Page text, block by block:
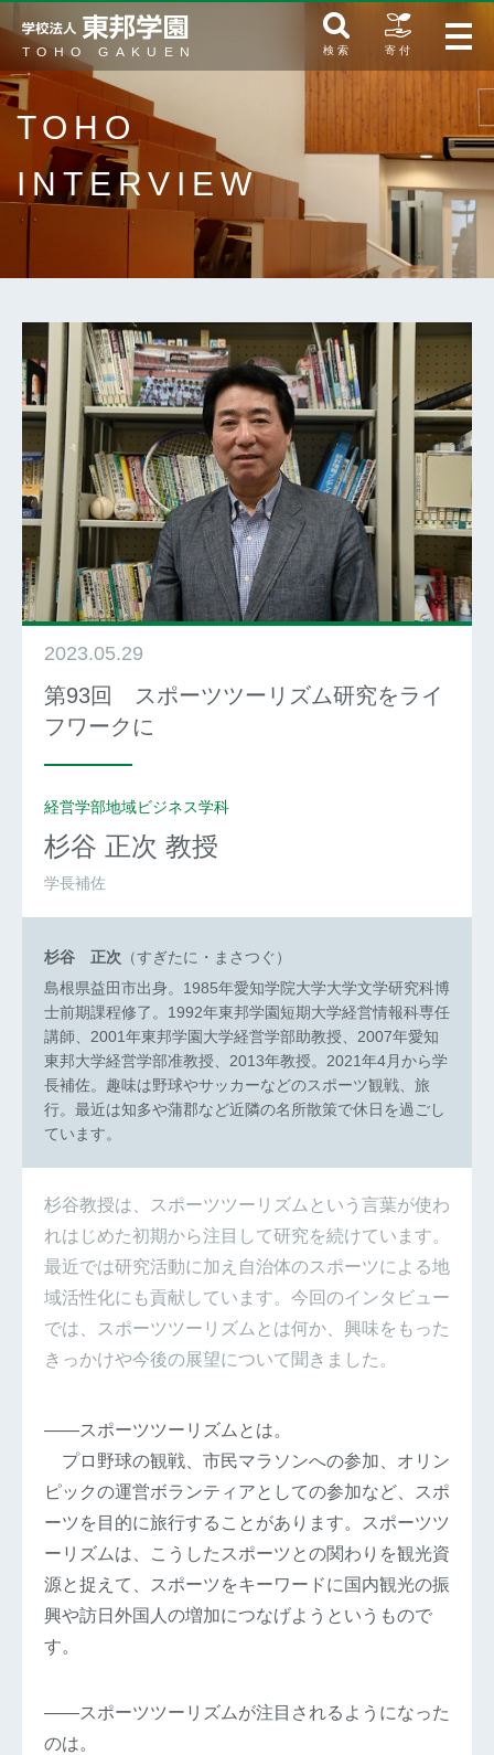
検 索 寄 付
TOHO
INTERVIEW
2023.05.29
第93回 スポーツツーリズム研究をライ
フワークに
経営学部地域ビジネス学科
杉谷 正次 教授
学長補佐
杉谷 正次 （すぎたに・まさつぐ）
島根県益田市出身。1985年愛知学院大学大学文学研究科博
士前期課程修了。1992年東邦学園短期大学経営情報科専任
講師、2001年東邦学園大学経営学部助教授、2007年愛知
東邦大学経営学部准教授、2013年教授。2021年4月から学
長補佐。趣味は野球やサッカーなどのスポーツ観戦、旅
行。最近は知多や蒲郡など近隣の名所散策で休日を過ごし
ています。
杉谷教授は、スポーツツーリズムという言葉が使わ
れはじめた初期から注目して研究を続けています。
最近では研究活動に加え自治体のスポーツによる地
域活性化にも貢献しています。今回のインタビュー
では、スポーツツーリズムとは何か、興味をもった
きっかけや今後の展望について聞きました。
――スポーツツーリズムとは。
プロ野球の観戦、市民マラソンへの参加、オリン
ピックの運営ボランティアとしての参加など、スポ
ーツを目的に旅行することがあります。スポーツツ
ーリズムは、こうしたスポーツとの関わりを観光資
源と捉えて、スポーツをキーワードに国内観光の振
興や訪日外国人の増加につなげようというもので
す。
――スポーツツーリズムが注目されるようになった
のは。